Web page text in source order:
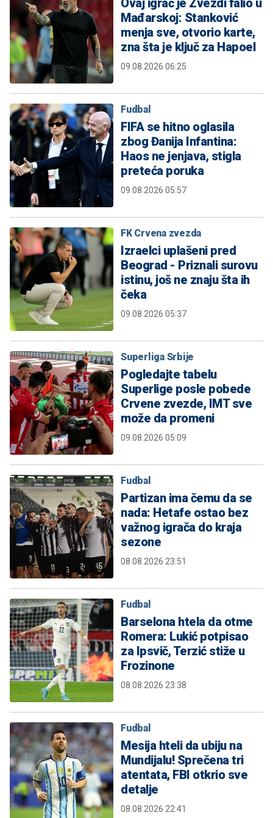
Mađarskoj: Stanković
menja sve, otvorio karte,
zna šta je ključ za Hapoel
09.08.2026 06:25
Fudbal
FIFA se hitno oglasila
zbog Đanija Infantina:
Haos ne jenjava, stigla
preteća poruka
09.08.2026 05:57
FK Crvena zvezda
Izraelci uplašeni pred
Beograd - Priznali surovu
istinu, još ne znaju šta ih
čeka
09.08.2026 05:37
Superliga Srbije
Pogledajte tabelu
Superlige posle pobede
Crvene zvezde, IMT sve
može da promeni
09.08.2026 05:09
Fudbal
Partizan ima čemu da se
nada: Hetafe ostao bez
važnog igrača do kraja
sezone
08.08.2026 23:51
Fudbal
Barselona htela da otme
Romera: Lukić potpisao
za Ipsvič, Terzić stiže u
Frozinone
08.08.2026 23:38
Fudbal
Mesija hteli da ubiju na
Mundijalu! Sprečena tri
atentata, FBI otkrio sve
detalje
08.08.2026 22:41